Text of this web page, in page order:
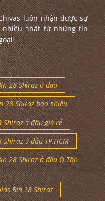
luôn nhận được sự
nhiều nhất từ những tín
28 Shiraz ở đâu
28 Shiraz bao nhiêu
Shiraz ở đâu giá rẻ
Shiraz ở đâu TP.HCM
28 Shiraz ở đâu Q.Tân
Bin 28 Shiraz